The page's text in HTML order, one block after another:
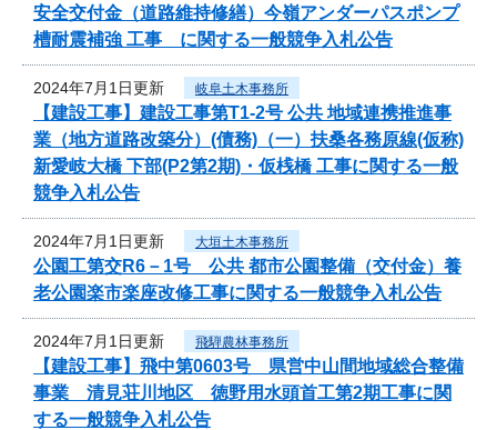
安全交付金（道路維持修繕）今嶺アンダーパスポンプ
槽耐震補強 工事 に関する一般競争入札公告
2024年7月1日更新 岐阜土木事務所
【建設工事】建設工事第T1-2号 公共 地域連携推進事
業（地方道路改築分）(債務)（一）扶桑各務原線(仮称)
新愛岐大橋 下部(P2第2期)・仮桟橋 工事に関する一般
競争入札公告
2024年7月1日更新 大垣土木事務所
公園工第交R6－1号 公共 都市公園整備（交付金）養
老公園楽市楽座改修工事に関する一般競争入札公告
2024年7月1日更新 飛騨農林事務所
【建設工事】飛中第0603号 県営中山間地域総合整備
事業 清見荘川地区 徳野用水頭首工第2期工事に関
する一般競争入札公告